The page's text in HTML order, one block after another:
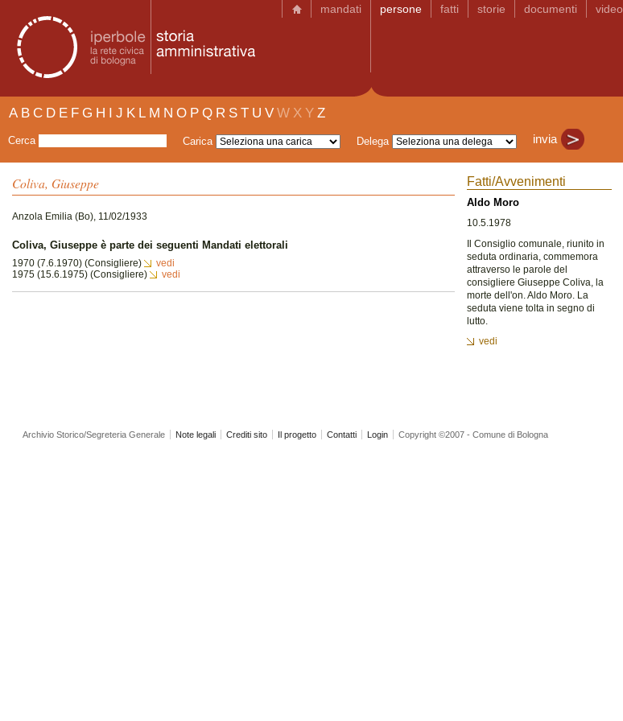
mandati persone fatti storie documenti video
A B C D E F G H I J K L M N O P Q R S T U V W X Y Z
Cerca Carica Delega
Coliva, Giuseppe
Anzola Emilia (Bo), 11/02/1933
Coliva, Giuseppe è parte dei seguenti Mandati elettorali
1970 (7.6.1970) (Consigliere)
vedi
1975 (15.6.1975) (Consigliere)
vedi
Fatti/Avvenimenti
Aldo Moro
10.5.1978
Il Consiglio comunale, riunito in
seduta ordinaria, commemora
attraverso le parole del
consigliere Giuseppe Coliva, la
morte dell'on. Aldo Moro. La
seduta viene tolta in segno di
lutto.
vedi
Archivio Storico/Segreteria Generale Note legali Crediti sito Il progetto Contatti Login Copyright ©2007 - Comune di Bologna